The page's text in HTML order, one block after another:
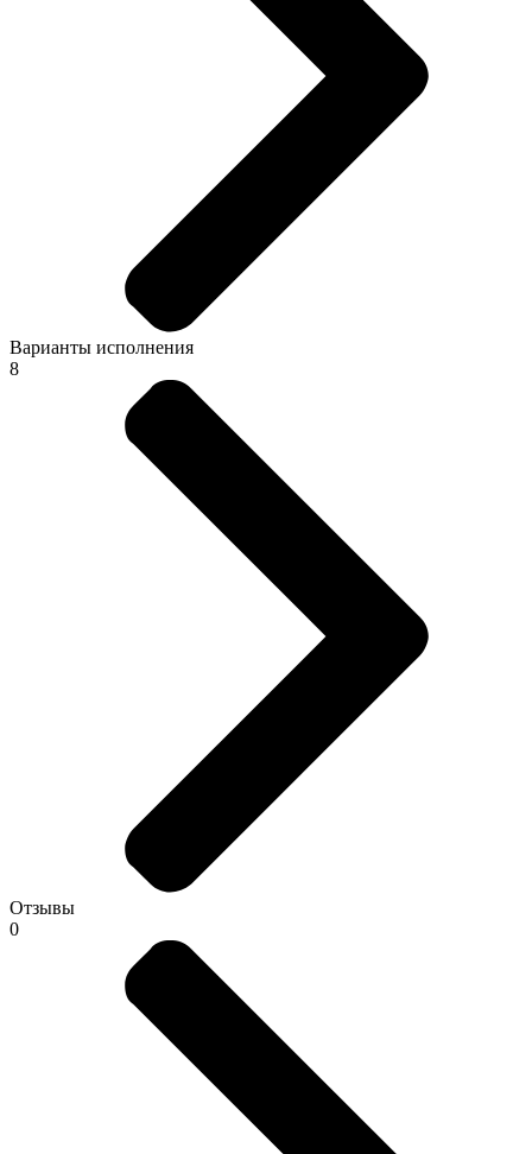
Варианты исполнения
8
Отзывы
0